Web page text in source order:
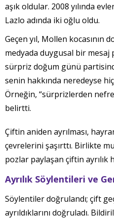
aşık oldular. 2008 yılında
Lazlo adında iki oğlu oldu.
Geçen yıl, Mollen kocasının
medyada duygusal bir mesaj
sürpriz doğum günü
senin hakkında neredeyse
Örneğin, “sürprizlerden
belirtti.
Çiftin aniden ayrılması,
çevrelerini şaşırttı. Birlikte
pozlar paylaşan çiftin ayrılık
Ayrılık Söylentileri ve
Söylentiler doğrulandı; çift
ayrıldıklarını doğruladı.